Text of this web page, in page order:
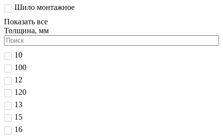
Шило монтажное
Показать все
Толщина, мм
10
100
12
120
13
15
16